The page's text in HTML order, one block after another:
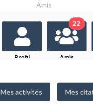
Amis
Profil Amis
22
Mes activités Mes